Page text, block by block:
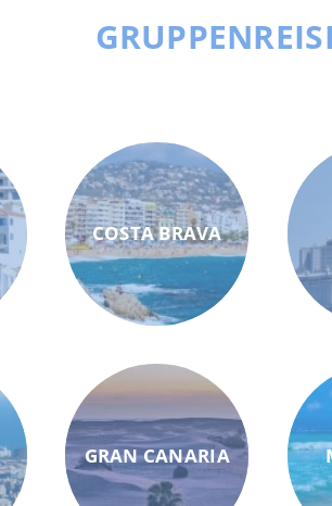
COSTA BRAVA
GRAN CANARIA